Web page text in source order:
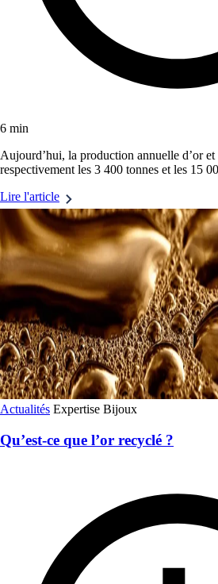
6 min
Aujourd’hui, la production annuelle d’or et
respectivement les 3 400 tonnes et les 15
Lire l'article
Actualités Expertise Bijoux
Qu’est-ce que l’or recyclé ?